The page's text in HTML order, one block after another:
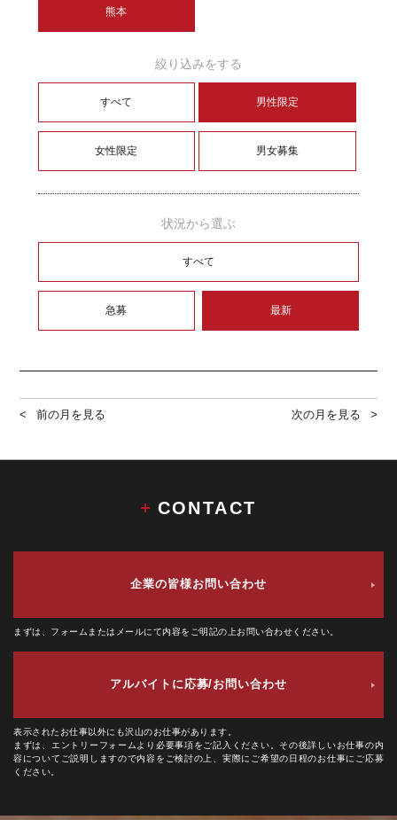
熊本
絞り込みをする
すべて 男性限定
女性限定 男女募集
状況から選ぶ
すべて
急募 最新
前の月を見る 次の月を見る
CONTACT
企業の皆様お問い合わせ
まずは、フォームまたはメールにて内容をご明記の上お問い合わせください。
アルバイトに応募/お問い合わせ
表示されたお仕事以外にも沢山のお仕事があります。
まずは、エントリーフォームより必要事項をご記入ください。その後詳しいお仕事の内
容についてご説明しますので内容をご検討の上、実際にご希望の日程のお仕事にご応募
ください。